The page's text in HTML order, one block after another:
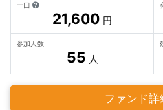
一口
21,600 円
参加人数
55 人
ファンド詳